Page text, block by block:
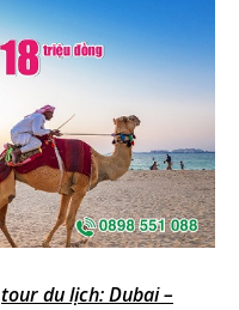
tour du lịch: Dubai –